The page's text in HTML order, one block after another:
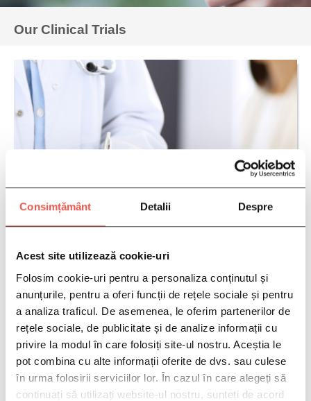
Consimțământ Detalii Despre
Acest site utilizează cookie-uri
Folosim cookie-uri pentru a personaliza conținutul și
anunțurile, pentru a oferi funcții de rețele sociale și pentru
a analiza traficul. De asemenea, le oferim partenerilor de
rețele sociale, de publicitate și de analize informații cu
privire la modul în care folosiți site-ul nostru. Aceștia le
pot combina cu alte informații oferite de dvs. sau culese
în urma folosirii serviciilor lor. În cazul în care alegeți să
continuați să utilizați website-ul nostru, sunteți de acord
Our Clinical Trials
If you are interested in more information on Future Breast
Cancer Clinical Trials, please fill in this form and you will be
among the first to find out when such studies become available
Click here and sign up